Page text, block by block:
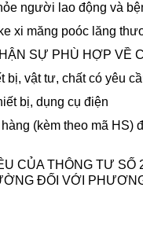
người lao động và
xi măng poóc lăng
SỰ PHÙ HỢP VỀ
vật tư, chất có yêu
bị, dụng cụ điện
(kèm theo mã
CỦA THÔNG TƯ
ĐỐI VỚI